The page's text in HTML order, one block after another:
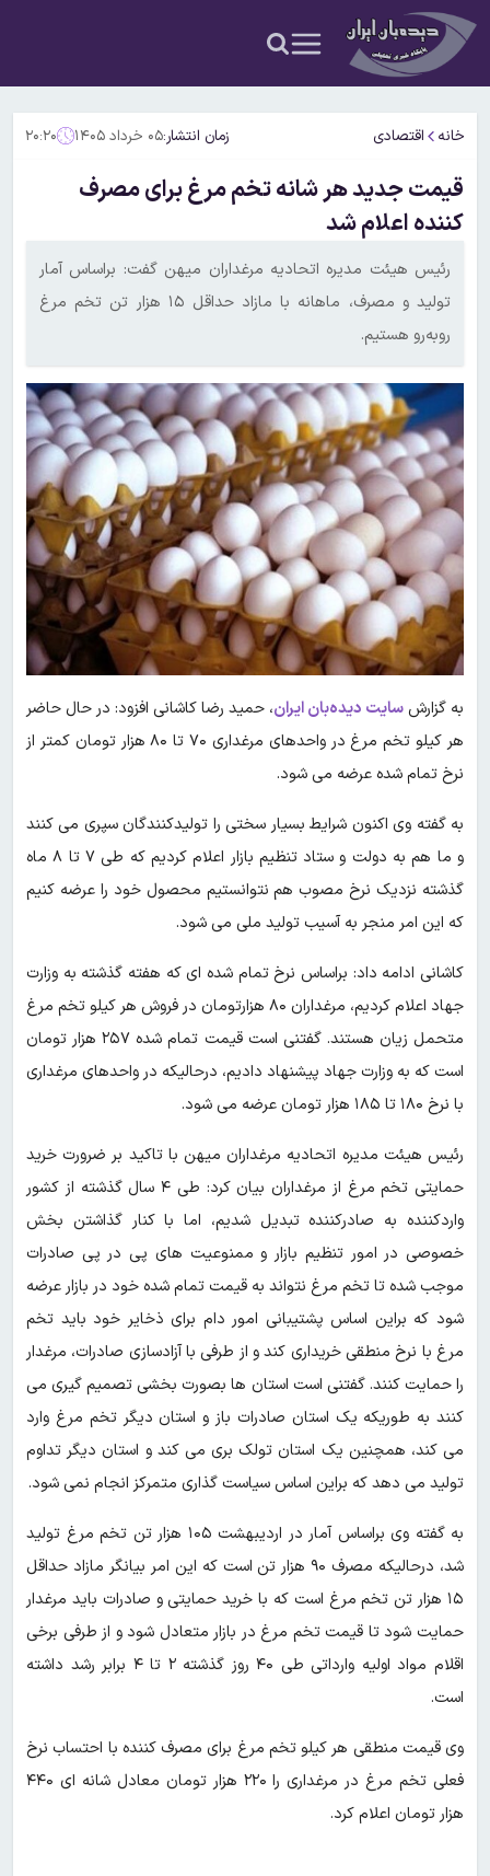
خانه اقتصادی زمان انتشار:۰۵ خرداد ۱۴۰۵ ۲۰:۲۰
قیمت جدید هر شانه تخم مرغ برای مصرف
کننده اعلام شد
رئیس هیئت مدیره اتحادیه مرغداران میهن گفت: براساس آمار
تولید و مصرف، ماهانه با مازاد حداقل ۱۵ هزار تن تخم مرغ
روبه‌رو هستیم.
به گزارشسایت دیده‌بان ایران، حمید رضا کاشانی افزود: در حال حاضر
هر کیلو تخم مرغ در واحدهای مرغداری ۷۰ تا ۸۰ هزار تومان کمتر از
نرخ تمام شده عرضه می شود.
به گفته وی اکنون شرایط بسیار سختی را تولیدکنندگان سپری می کنند
و ما هم به دولت و ستاد تنظیم بازار اعلام کردیم که طی ۷ تا ۸ ماه
گذشته نزدیک نرخ مصوب هم نتوانستیم محصول خود را عرضه کنیم
که این امر منجر به آسیب تولید ملی می شود.
کاشانی ادامه داد: براساس نرخ تمام شده ای که هفته گذشته به وزارت
جهاد اعلام کردیم، مرغداران ۸۰ هزارتومان در فروش هر کیلو تخم مرغ
متحمل زیان هستند. گفتنی است قیمت تمام شده ۲۵۷ هزار تومان
است که به وزارت جهاد پیشنهاد دادیم، درحالیکه در واحدهای مرغداری
با نرخ ۱۸۰ تا ۱۸۵ هزار تومان عرضه می شود.
رئیس هیئت مدیره اتحادیه مرغداران میهن با تاکید بر ضرورت خرید
حمایتی تخم مرغ از مرغداران بیان کرد: طی ۴ سال گذشته از کشور
واردکننده به صادرکننده تبدیل شدیم، اما با کنار گذاشتن بخش
خصوصی در امور تنظیم بازار و ممنوعیت های پی در پی صادرات
موجب شده تا تخم مرغ نتواند به قیمت تمام شده خود در بازار عرضه
شود که براین اساس پشتیبانی امور دام برای ذخایر خود باید تخم
مرغ با نرخ منطقی خریداری کند و از طرفی با آزادسازی صادرات، مرغدار
را حمایت کنند. گفتنی است استان ها بصورت بخشی تصمیم گیری می
کنند به طوریکه یک استان صادرات باز و استان دیگر تخم مرغ وارد
می کند، همچنین یک استان تولک بری می کند و استان دیگر تداوم
تولید می دهد که براین اساس سیاست گذاری متمرکز انجام نمی شود.
به گفته وی براساس آمار در اردیبهشت ۱۰۵ هزار تن تخم مرغ تولید
شد، درحالیکه مصرف ۹۰ هزار تن است که این امر بیانگر مازاد حداقل
۱۵ هزار تن تخم مرغ است که با خرید حمایتی و صادرات باید مرغدار
حمایت شود تا قیمت تخم مرغ در بازار متعادل شود و از طرفی برخی
اقلام مواد اولیه وارداتی طی ۴۰ روز گذشته ۲ تا ۴ برابر رشد داشته
است.
وی قیمت منطقی هر کیلو تخم مرغ برای مصرف کننده با احتساب نرخ
فعلی تخم مرغ در مرغداری را ۲۲۰ هزار تومان معادل شانه ای ۴۴۰
هزار تومان اعلام کرد.